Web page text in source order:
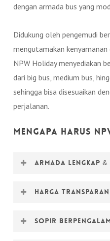
dengan armada bus yang
Didukung oleh pengemudi
mengutamakan
NPW Holiday menyediakan
dari big bus, medium bus,
sehingga bisa disesuaikan
perjalanan.
Mengapa Harus
Armada Lengkap
Harga
Sopir